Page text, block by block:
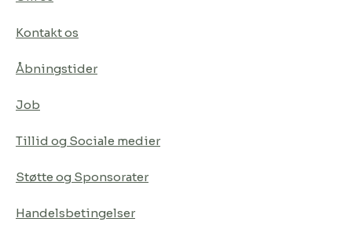
Kontakt os
Åbningstider
Job
Tillid og Sociale medier
Støtte og Sponsorater
Handelsbetingelser